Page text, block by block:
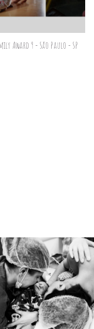
Award 9 - São Paulo - SP